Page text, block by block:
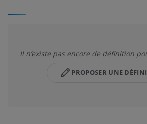
Il n’existe pas encore de définition
PROPOSER UNE